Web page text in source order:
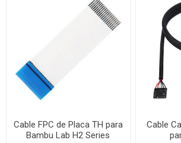
Cable FPC de Placa TH para
Bambu Lab H2 Series
Cable